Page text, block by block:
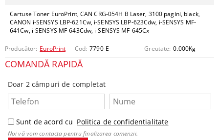
Cartuse Toner EuroPrint, CAN CRG-054H B Laser, 3100 pagini, black,
CANON i-SENSYS LBP-621Cw, i-SENSYS LBP-623Cdw, i-SENSYS MF-
641Cw, i-SENSYS MF-643Cdw, i-SENSYS MF-645Cx
Producător: EuroPrint Cod: 7790-E Greutate: 0.000Kg
COMANDĂ RAPIDĂ
Doar 2 câmpuri de completat
Sunt de acord cu Politica de confidentialitate
Noi vă vom contacta pentru finalizarea comenzii.